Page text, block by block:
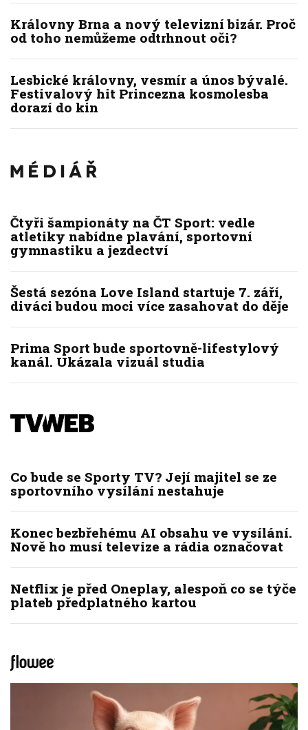
Královny Brna a nový televizní bizár. Proč
od toho nemůžeme odtrhnout oči?
Lesbické královny, vesmír a únos bývalé.
Festivalový hit Princezna kosmolesba
dorazí do kin
Čtyři šampionáty na ČT Sport: vedle
atletiky nabídne plavání, sportovní
gymnastiku a jezdectví
Šestá sezóna Love Island startuje 7. září,
diváci budou moci více zasahovat do děje
Prima Sport bude sportovně-lifestylový
kanál. Ukázala vizuál studia
Co bude se Sporty TV? Její majitel se ze
sportovního vysílání nestahuje
Konec bezbřehému AI obsahu ve vysílání.
Nově ho musí televize a rádia označovat
Netflix je před Oneplay, alespoň co se týče
plateb předplatného kartou